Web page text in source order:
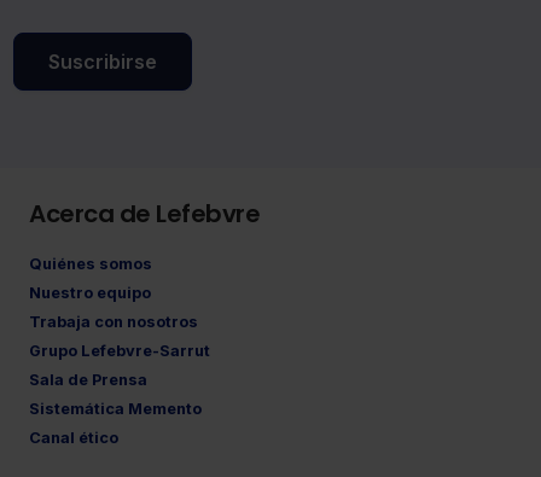
Suscribirse
Acerca de Lefebvre
Quiénes somos
Nuestro equipo
Trabaja con nosotros
Grupo Lefebvre-Sarrut
Sala de Prensa
Sistemática Memento
Canal ético